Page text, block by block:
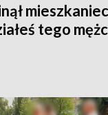
tego